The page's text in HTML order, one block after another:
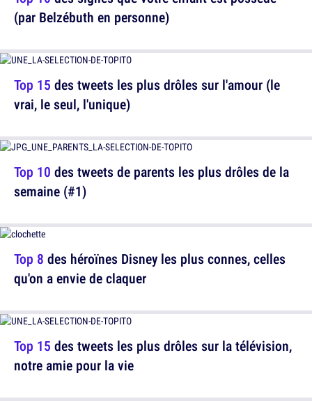
(par Belzébuth en personne)
Top 10 des tweets de parents les plus drôles de la
semaine (#1)
Top 15 des tweets les plus drôles sur la télévision,
notre amie pour la vie
Top 15 des tweets les plus drôles sur l'amour (le
vrai, le seul, l'unique)
Top 8 des héroïnes Disney les plus connes, celles
qu'on a envie de claquer